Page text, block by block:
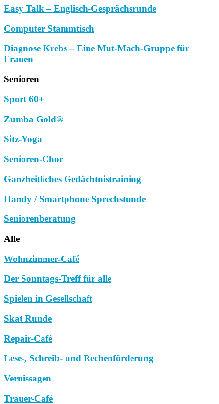
Easy Talk – Englisch-Gesprächsrunde
Computer Stammtisch
Diagnose Krebs – Eine Mut-Mach-Gruppe für
Frauen
Senioren
Sport 60+
Zumba Gold®
Sitz-Yoga
Senioren-Chor
Ganzheitliches Gedächtnistraining
Handy / Smartphone Sprechstunde
Seniorenberatung
Alle
Wohnzimmer-Café
Der Sonntags-Treff für alle
Spielen in Gesellschaft
Skat Runde
Repair-Café
Lese-, Schreib- und Rechenförderung
Vernissagen
Trauer-Café